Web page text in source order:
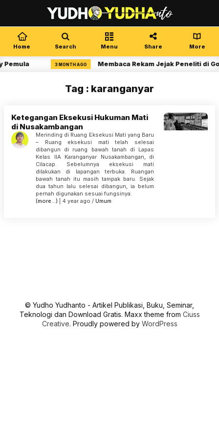
Home Search Menu Share More
3 MONTH AGO Membaca Rekam Jejak Peneliti di
Tag : karanganyar
Ketegangan Eksekusi Hukuman Mati
di Nusakambangan
Merinding di Ruang Eksekusi Mati yang Baru
– Ruang eksekusi mati telah selesai
dibangun di ruang bawah tanah di Lapas
Kelas IIA Karanganyar Nusakambangan, di
Cilacap. Sebelumnya eksekusi mati
dilakukan di lapangan terbuka. Ruangan
bawah tanah itu masih tampak baru. Sejak
dua tahun lalu selesai dibangun, ia belum
pernah digunakan sesuai fungsinya.
(more…) | 4 year ago / Umum
© Yudho Yudhanto - Artikel Publikasi, Buku, Seminar,
Teknologi dan Download Gratis. Maxx theme from Ciuss
Creative. Proudly powered by WordPress